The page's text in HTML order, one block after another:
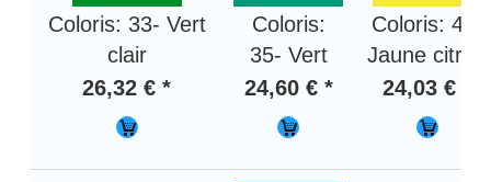
Coloris: 33- Vert
clair
26,32 € *
Coloris:
35- Vert
24,60 € *
Coloris: 40-
Jaune citron
24,03 € *